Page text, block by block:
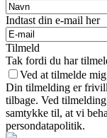
Indtast din e-mail her
Tilmeld
Tak fordi du har
Ved at tilmelde
Din tilmelding er
tilbage. Ved
samtykke til, at vi
persondatapolitik.